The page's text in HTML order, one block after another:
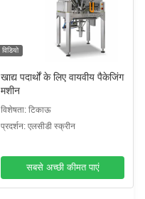
विडियो
खाद्य पदार्थों के लिए वायवीय पैकेजिंग
मशीन
विशेषता: टिकाऊ
प्रदर्शन: एलसीडी स्क्रीन
सबसे अच्छी कीमत पाएं